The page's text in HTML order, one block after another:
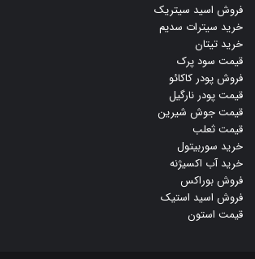
فروش اسید سیتریک
خرید سیترات سدیم
خرید تیتان
قیمت سود پرک
فروش پودر کاکائو
قیمت پودر نارگیل
قیمت جوش شیرین
قیمت ثعلب
خرید سوربیتول
خرید آب اکسیژنه
فروش بوراکس
فروش اسید استیک
قیمت استون